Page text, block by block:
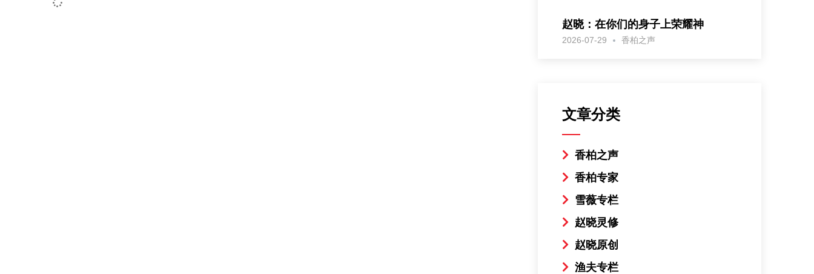
赵晓：在你们的身子上荣耀神
2026-07-29 香柏之声
文章分类
香柏之声
香柏专家
雪薇专栏
赵晓灵修
赵晓原创
渔夫专栏